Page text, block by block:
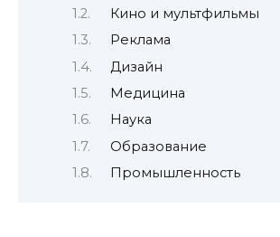
Кино и мультфильмы
Реклама
Дизайн
Медицина
Наука
Образование
Промышленность